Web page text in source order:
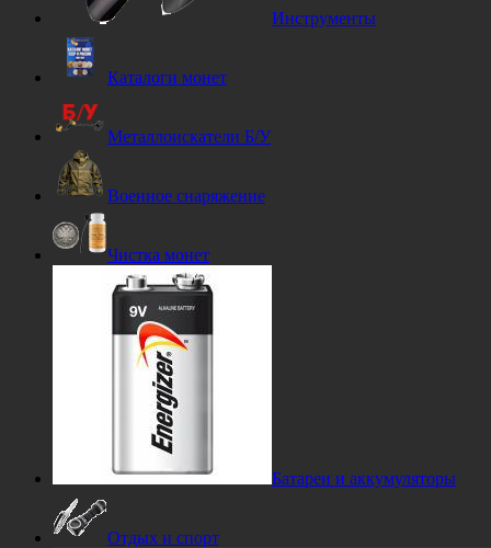
Инструменты
Каталоги монет
Металлоискатели Б/У
Военное снаряжение
Чистка монет
Батареи и аккумуляторы
Отдых и спорт